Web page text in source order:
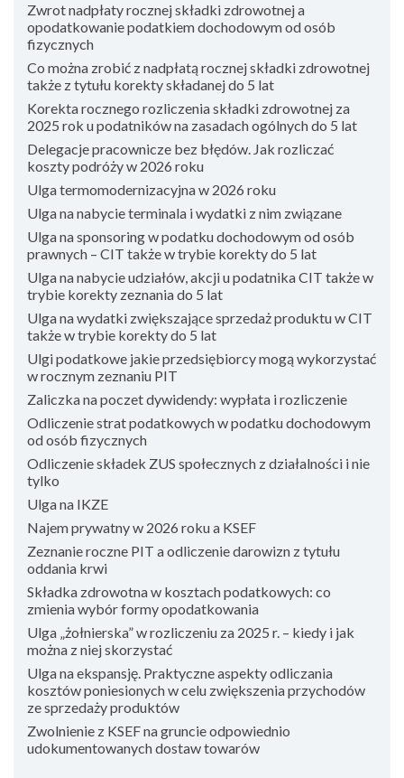
Zwrot nadpłaty rocznej składki zdrowotnej a
opodatkowanie podatkiem dochodowym od osób
fizycznych
Co można zrobić z nadpłatą rocznej składki zdrowotnej
także z tytułu korekty składanej do 5 lat
Korekta rocznego rozliczenia składki zdrowotnej za
2025 rok u podatników na zasadach ogólnych do 5 lat
Delegacje pracownicze bez błędów. Jak rozliczać
koszty podróży w 2026 roku
Ulga termomodernizacyjna w 2026 roku
Ulga na nabycie terminala i wydatki z nim związane
Ulga na sponsoring w podatku dochodowym od osób
prawnych – CIT także w trybie korekty do 5 lat
Ulga na nabycie udziałów, akcji u podatnika CIT także w
trybie korekty zeznania do 5 lat
Ulga na wydatki zwiększające sprzedaż produktu w CIT
także w trybie korekty do 5 lat
Ulgi podatkowe jakie przedsiębiorcy mogą wykorzystać
w rocznym zeznaniu PIT
Zaliczka na poczet dywidendy: wypłata i rozliczenie
Odliczenie strat podatkowych w podatku dochodowym
od osób fizycznych
Odliczenie składek ZUS społecznych z działalności i nie
tylko
Ulga na IKZE
Najem prywatny w 2026 roku a KSEF
Zeznanie roczne PIT a odliczenie darowizn z tytułu
oddania krwi
Składka zdrowotna w kosztach podatkowych: co
zmienia wybór formy opodatkowania
Ulga „żołnierska” w rozliczeniu za 2025 r. – kiedy i jak
można z niej skorzystać
Ulga na ekspansję. Praktyczne aspekty odliczania
kosztów poniesionych w celu zwiększenia przychodów
ze sprzedaży produktów
Zwolnienie z KSEF na gruncie odpowiednio
udokumentowanych dostaw towarów